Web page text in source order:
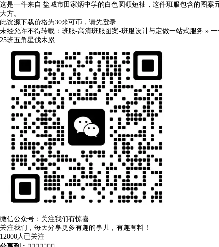
这是一件来自 盐城市田家炳中学的白色圆领短袖，这件班服包含的图案
大方。
此资源下载价格为30米可币，请先登录
未经允许不得转载： 班服-高清班服图案-班服设计与定做一站式服务 » 一
25班五角星伐木累
微信公众号：关注我们有惊喜
关注我们，每天分享更多有趣的事儿，有趣有料！
12000人已关注